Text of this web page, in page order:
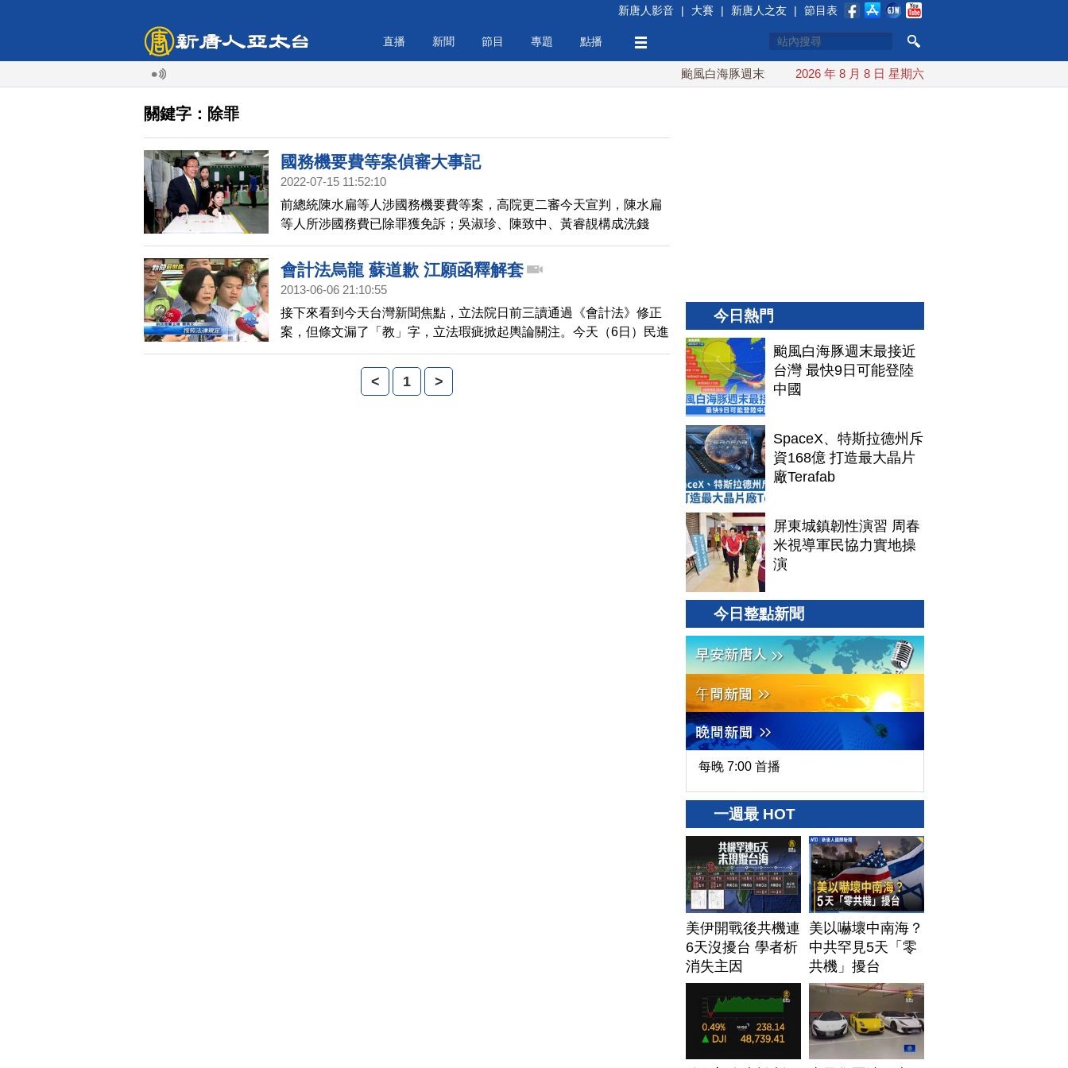
新唐人影音 | 大賽 | 新唐人之友 | 節目表
直播 新聞 節目 專題 點播
颱風白海豚週末最接近台灣 最快9日可能登陸中國
2026 年 8 月 8 日 星期六
關鍵字：除罪
國務機要費等案偵審大事記
2022-07-15 11:52:10
前總統陳水扁等人涉國務機要費等案，高院更二審今天宣判，陳水扁
等人所涉國務費已除罪獲免訴；吳淑珍、陳致中、黃睿靚構成洗錢
罪，遭判2年、1年、10月，僅黃睿靚獲緩刑4年。可上訴。
會計法烏龍 蘇道歉 江願函釋解套
2013-06-06 21:10:55
接下來看到今天台灣新聞焦點，立法院日前三讀通過《會計法》修正
案，但條文漏了「教」字，立法瑕疵掀起輿論關注。今天（6日）民進
黨主席蘇貞昌對此鞠躬道歉，並在下午時間拜會行政院長江宜樺，希
望政院提出覆議。不過，政院表示，願意用函釋的做法解套，但不會
< 1 >
今日熱門
颱風白海豚週末最接近
台灣 最快9日可能登陸
中國
SpaceX、特斯拉德州斥
資168億 打造最大晶片
廠Terafab
屏東城鎮韌性演習 周春
米視導軍民協力實地操
演
今日整點新聞
每晚 7:00 首播
一週最 HOT
美伊開戰後共機連
6天沒擾台 學者析
消失主因
美以嚇壞中南海？
中共罕見5天「零
共機」擾台